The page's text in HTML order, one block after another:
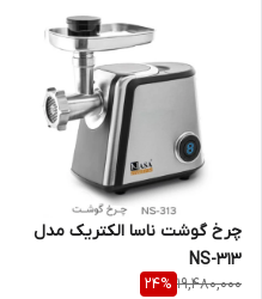
چرخ گوشت ناسا الکتریک مدل
NS-313
19,480,000
24%